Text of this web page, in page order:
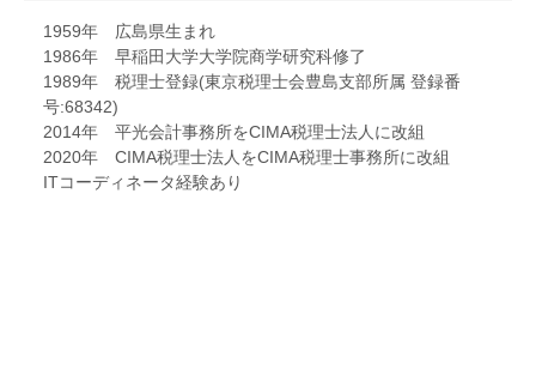
1959年 広島県生まれ
1986年 早稲田大学大学院商学研究科修了
1989年 税理士登録(東京税理士会豊島支部所属 登録番
号:68342)
2014年 平光会計事務所をCIMA税理士法人に改組
2020年 CIMA税理士法人をCIMA税理士事務所に改組
ITコーディネータ経験あり